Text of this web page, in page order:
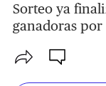
Sorteo ya
ganadoras